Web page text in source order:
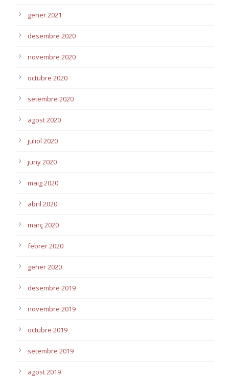
gener 2021
desembre 2020
novembre 2020
octubre 2020
setembre 2020
agost 2020
juliol 2020
juny 2020
maig 2020
abril 2020
març 2020
febrer 2020
gener 2020
desembre 2019
novembre 2019
octubre 2019
setembre 2019
agost 2019